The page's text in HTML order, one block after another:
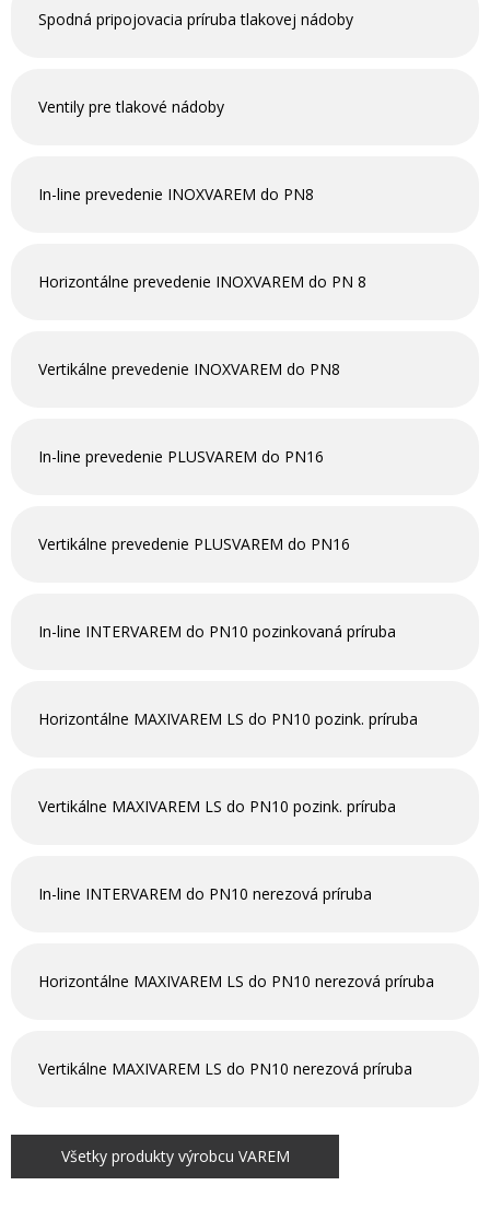
Spodná pripojovacia príruba tlakovej nádoby
Ventily pre tlakové nádoby
In-line prevedenie INOXVAREM do PN8
Horizontálne prevedenie INOXVAREM do PN 8
Vertikálne prevedenie INOXVAREM do PN8
In-line prevedenie PLUSVAREM do PN16
Vertikálne prevedenie PLUSVAREM do PN16
In-line INTERVAREM do PN10 pozinkovaná príruba
Horizontálne MAXIVAREM LS do PN10 pozink. príruba
Vertikálne MAXIVAREM LS do PN10 pozink. príruba
In-line INTERVAREM do PN10 nerezová príruba
Horizontálne MAXIVAREM LS do PN10 nerezová príruba
Vertikálne MAXIVAREM LS do PN10 nerezová príruba
Všetky produkty výrobcu VAREM